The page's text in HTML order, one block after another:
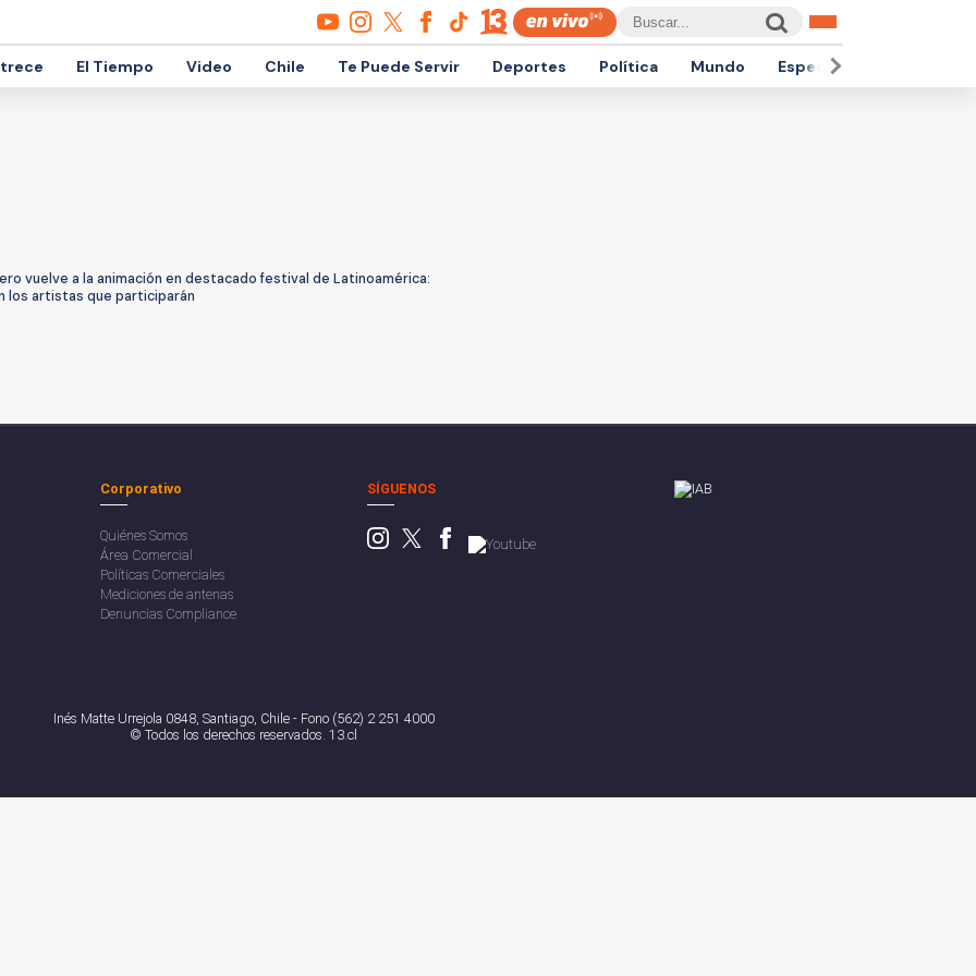
El Tiempo Video Chile Te Puede Servir Deportes Política Mundo Espectáculos
vuelve a la animación en destacado festival de Latinoamérica:
los artistas que participarán
Corporativo
Quiénes Somos
Área Comercial
Políticas Comerciales
Mediciones de antenas
Denuncias Compliance
SÍGUENOS
Inés Matte Urrejola 0848, Santiago, Chile - Fono (562) 2 251 4000
© Todos los derechos reservados. 13.cl